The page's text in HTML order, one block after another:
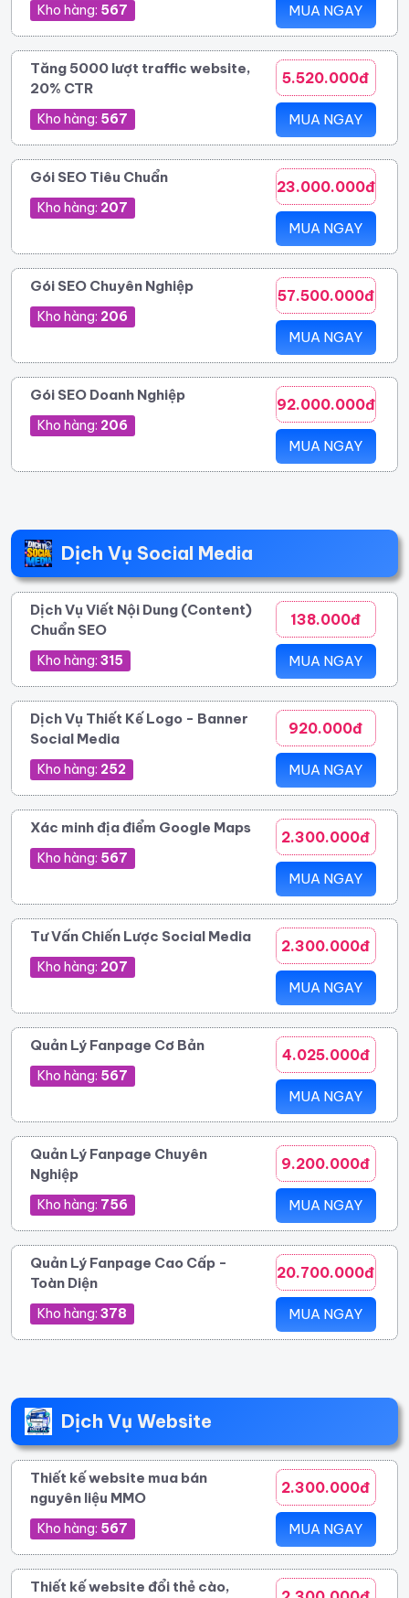
Kho hàng: 567 MUA NGAY
Tăng 5000 lượt traffic website,
20% CTR
Kho hàng: 567
5.520.000đ
MUA NGAY
Gói SEO Tiêu Chuẩn
Kho hàng: 207
23.000.000đ
MUA NGAY
Gói SEO Chuyên Nghiệp
Kho hàng: 206
57.500.000đ
MUA NGAY
Gói SEO Doanh Nghiệp
Kho hàng: 206
92.000.000đ
MUA NGAY
Dịch Vụ Social Media
Dịch Vụ Viết Nội Dung (Content)
Chuẩn SEO
Kho hàng: 315
138.000đ
MUA NGAY
Dịch Vụ Thiết Kế Logo - Banner
Social Media
Kho hàng: 252
920.000đ
MUA NGAY
Xác minh địa điểm Google Maps
Kho hàng: 567
2.300.000đ
MUA NGAY
Tư Vấn Chiến Lược Social Media
Kho hàng: 207
2.300.000đ
MUA NGAY
Quản Lý Fanpage Cơ Bản
Kho hàng: 567
4.025.000đ
MUA NGAY
Quản Lý Fanpage Chuyên
Nghiệp
Kho hàng: 756
9.200.000đ
MUA NGAY
Quản Lý Fanpage Cao Cấp -
Toàn Diện
Kho hàng: 378
20.700.000đ
MUA NGAY
Dịch Vụ Website
Thiết kế website mua bán
nguyên liệu MMO
Kho hàng: 567
2.300.000đ
MUA NGAY
Thiết kế website đổi thẻ cào,